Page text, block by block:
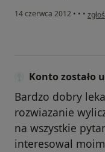
14 czerwca 2012 • • • w
Konto zostało
Bardzo dobry
rozwiazanie
na wszystkie
interesowal